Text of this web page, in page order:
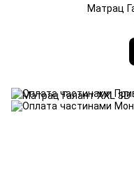
Матрац